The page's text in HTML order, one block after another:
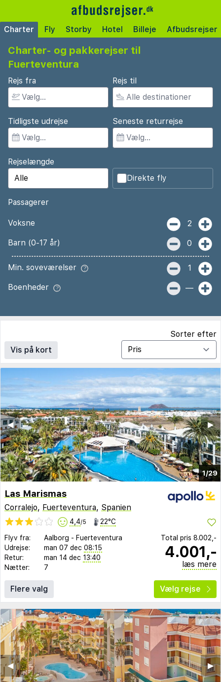
Charter Fly Storby Hotel Billeje Afbudsrejser
Charter- og pakkerejser til
Fuerteventura
Rejs fra Rejs til
Tidligste udrejse Seneste returrejse
Rejselængde
Direkte fly
Passagerer
Voksne 2
Barn (0-17 år) 0
Min. soveværelser 1
Boenheder —
Vis på kort
Sorter efter
1/29
▶︎
◀︎
Las Marismas
Corralejo, Fuerteventura, Spanien
4,4/5 22°C
Flyv fra: Aalborg - Fuerteventura
Udrejse:
man 07 dec 08:15
Retur:
man 14 dec 13:40
Nætter:
7
Total pris 8.002,-
4.001,-
læs mere
Flere valg Vælg rejse
▶︎
◀︎